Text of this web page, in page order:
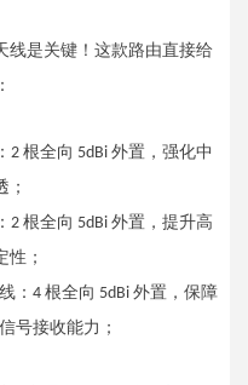
线是关键！这款路由直接给
2 根全向 5dBi 外置，强化中
；
2 根全向 5dBi 外置，提升高
性；
：4 根全向 5dBi 外置，保障
号接收能力；